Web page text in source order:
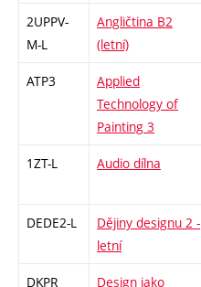
2UPPV-
M-L
Angličtina B2
(letní)
ATP3
Applied
Technology of
Painting 3
1ZT-L Audio dílna
DEDE2-L
Dějiny designu 2 -
letní
DKPR
Design jako